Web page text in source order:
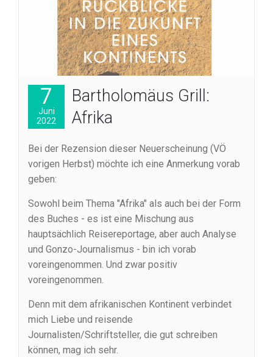
7
Juni
2022
Bartholomäus Grill:
Afrika
Bei der Rezension dieser Neuerscheinung (VÖ
vorigen Herbst) möchte ich eine Anmerkung vorab
geben:
Sowohl beim Thema "Afrika" als auch bei der Form
des Buches - es ist eine Mischung aus
hauptsächlich Reisereportage, aber auch Analyse
und Gonzo-Journalismus - bin ich vorab
voreingenommen. Und zwar positiv
voreingenommen.
Denn mit dem afrikanischen Kontinent verbindet
mich Liebe und reisende
Journalisten/Schriftsteller, die gut schreiben
können, mag ich sehr.